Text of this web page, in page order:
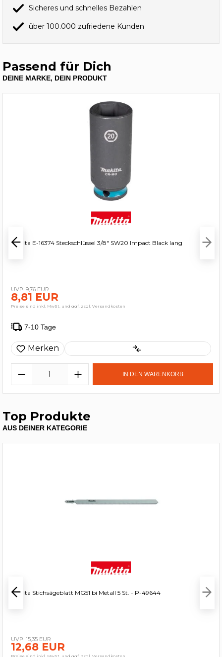
Sicheres und schnelles Bezahlen
über 100.000 zufriedene Kunden
Passend für Dich
DEINE MARKE, DEIN PRODUKT
Makita E-16374 Steckschlüssel 3/8" SW20 Impact Black lang
9,76 EUR
8,81 EUR
Preise sind inkl. MwSt. und ggf. zzgl. Versandkosten
7-10 Tage
Merken
IN DEN WARENKORB
Top Produkte
AUS DEINER KATEGORIE
Makita Stichsägeblatt MG51 bi Metall 5 St. - P-49644
15,35 EUR
12,68 EUR